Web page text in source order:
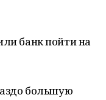
банк пойти на
большую